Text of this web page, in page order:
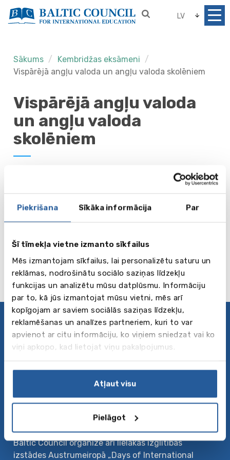
Piekrišana Sīkāka informācija Par
Šī tīmekļa vietne izmanto sīkfailus
Mēs izmantojam sīkfailus, lai personalizētu saturu un
reklāmas, nodrošinātu sociālo saziņas līdzekļu
funkcijas un analizētu mūsu datplūsmu. Informāciju
par to, kā jūs izmantojat mūsu vietni, mēs arī
kopīgojam ar saviem sociālās saziņas līdzekļu,
reklamēšanas un analīzes partneriem, kuri to var
apvienot ar citu informāciju, ko viņiem sniedzat vai ko
viņi apkopo, kad lietojat viņu pakalpojumus.
Atļaut visu
Pielāgot
LV
Sākums
Kembridžas eksāmeni
Vispārējā angļu valoda un angļu valoda skolēniem
Vispārējā angļu valoda
un angļu valoda
skolēniem
mācīties angļu
valodu, vēlaties
jomas speciālists, jūs varat atrast sev piemērotu
angļu valodas eksāmenu.
Privātuma politika
Seko mums
no labākajām aģentūrām ārzemju izglītības pasaulē
– sākot no valodu kursiem un vasaras nometnēm
līdz vidējai, profesionālajai un augstākajai izglītībai.
Baltic Council organizē arī lielākās izglītības
izstādes Austrumeiropā „Days of International